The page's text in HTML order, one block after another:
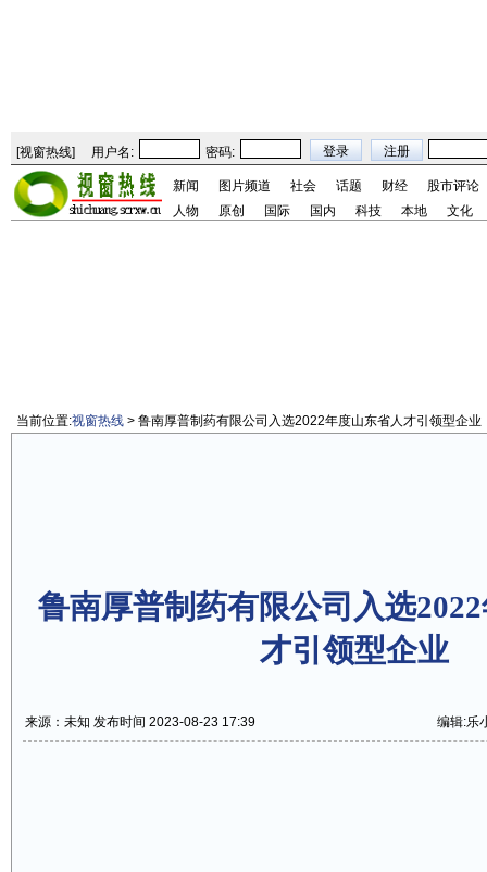
[视窗热线] 用户名: 密码:
新闻 图片频道 社会 话题 财经
股市评论
人物
原创 国际 国内 科技 本地 文化
当前位置:视窗热线 > 鲁南厚普制药有限公司入选2022年度山东省人才引领型企业
鲁南厚普制药有限公司入选
才引领型企业
来源：未知 发布时间 2023-08-23 17:39 编辑:乐